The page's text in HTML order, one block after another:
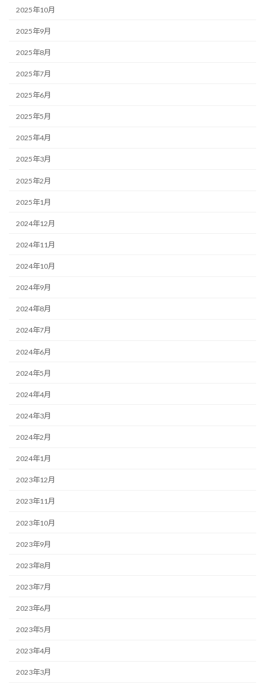
2025年10月
2025年9月
2025年8月
2025年7月
2025年6月
2025年5月
2025年4月
2025年3月
2025年2月
2025年1月
2024年12月
2024年11月
2024年10月
2024年9月
2024年8月
2024年7月
2024年6月
2024年5月
2024年4月
2024年3月
2024年2月
2024年1月
2023年12月
2023年11月
2023年10月
2023年9月
2023年8月
2023年7月
2023年6月
2023年5月
2023年4月
2023年3月